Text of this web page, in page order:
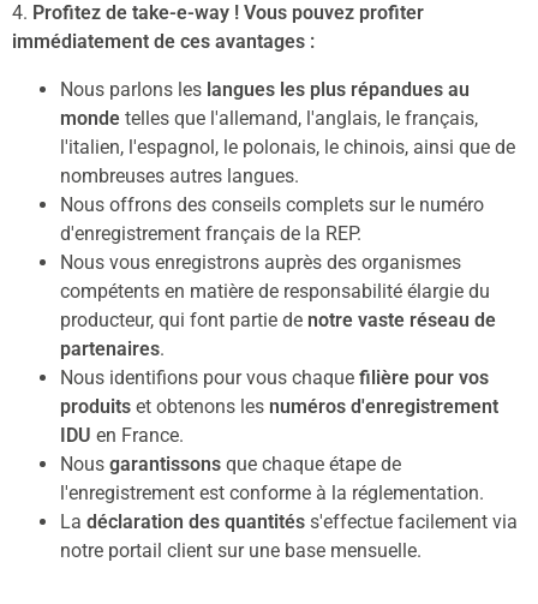
4. Profitez de take-e-way ! Vous pouvez profiter
immédiatement de ces avantages :
Nous parlons les langues les plus répandues au
monde telles que l'allemand, l'anglais, le français,
l'italien, l'espagnol, le polonais, le chinois, ainsi que de
nombreuses autres langues.
Nous offrons des conseils complets sur le numéro
d'enregistrement français de la REP.
Nous vous enregistrons auprès des organismes
compétents en matière de responsabilité élargie du
producteur, qui font partie de notre vaste réseau de
partenaires.
Nous identifions pour vous chaque filière pour vos
produits et obtenons les numéros d'enregistrement
IDU en France.
Nous garantissons que chaque étape de
l'enregistrement est conforme à la réglementation.
La déclaration des quantités s'effectue facilement via
notre portail client sur une base mensuelle.